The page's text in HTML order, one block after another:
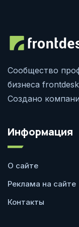
Сообщество
бизнеса
Создано
Информация
О сайте
Реклама на сайте
Контакты